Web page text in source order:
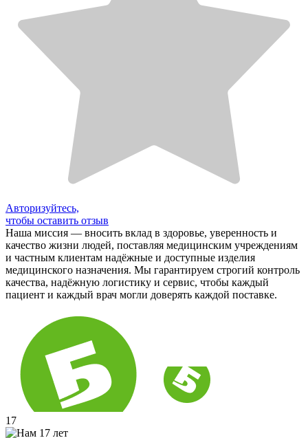
Авторизуйтесь,
чтобы оставить отзыв
Наша миссия — вносить вклад в здоровье, уверенность и
качество жизни людей, поставляя медицинским учреждениям
и частным клиентам надёжные и доступные изделия
медицинского назначения. Мы гарантируем строгий контроль
качества, надёжную логистику и сервис, чтобы каждый
пациент и каждый врач могли доверять каждой поставке.
17